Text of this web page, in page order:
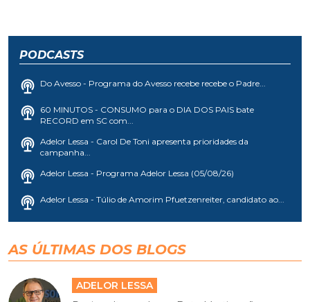
PODCASTS
Do Avesso - Programa do Avesso recebe recebe o Padre...
60 MINUTOS - CONSUMO para o DIA DOS PAIS bate
RECORD em SC com...
Adelor Lessa - Carol De Toni apresenta prioridades da
campanha...
Adelor Lessa - Programa Adelor Lessa (05/08/26)
Adelor Lessa - Túlio de Amorim Pfuetzenreiter, candidato ao...
AS ÚLTIMAS DOS BLOGS
ADELOR LESSA